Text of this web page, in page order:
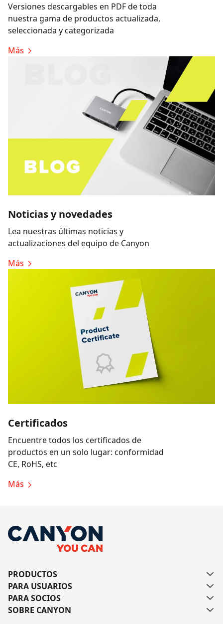
Versiones descargables en PDF de toda
nuestra gama de productos actualizada,
seleccionada y categorizada
Más
Noticias y novedades
Lea nuestras últimas noticias y
actualizaciones del equipo de Canyon
Más
Certificados
Encuentre todos los certificados de
productos en un solo lugar: conformidad
CE, RoHS, etc
Más
PRODUCTOS
PARA USUARIOS
PARA SOCIOS
SOBRE CANYON